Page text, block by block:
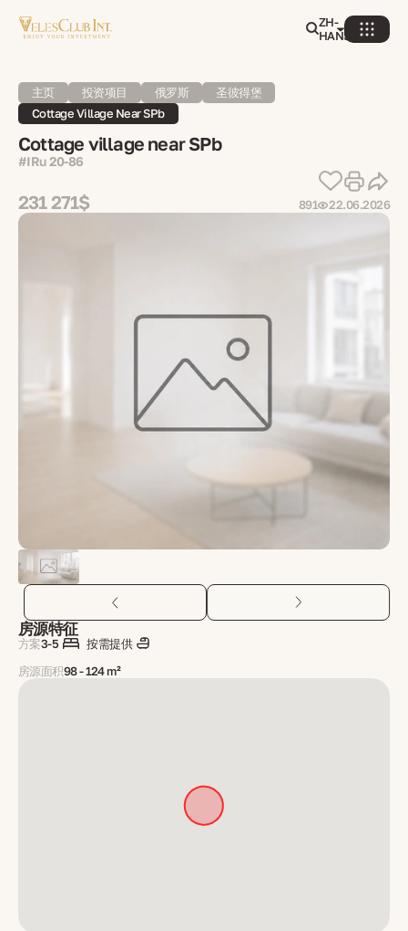
ZH-
HANS
主页 投资项目 俄罗斯
圣彼得堡
Cottage Village Near SPb
Cottage village near SPb
#IRu 20-86
231 271$ 891 22.06.2026
房源特征
方案3-5
按需提供
房源面积98 - 124 m²